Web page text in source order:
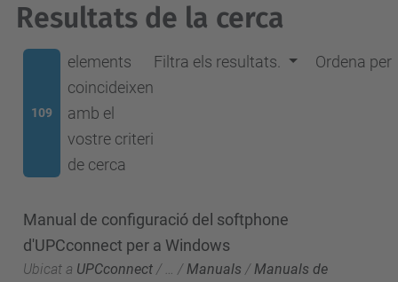
Resultats de la cerca
109
elements
coincideixen
amb el
vostre criteri
de cerca
Filtra els resultats. Ordena per
Manual de configuració del softphone
d'UPCconnect per a Windows
Ubicat a UPCconnect / / Manuals / Manuals de